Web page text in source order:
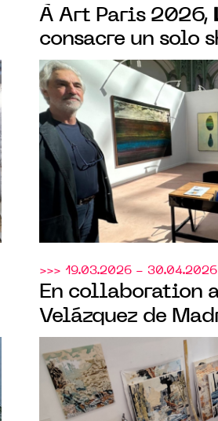
À Art Paris 2026,
consacre un solo
belge Johan Van
>>> 19.03.2026 - 30.04.2026
En collaboration
Velázquez de
Galleryexposera
retour", 1ère monographie en France
de Federico Miró